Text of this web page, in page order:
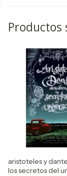
Productos
aristoteles y
los secretos del